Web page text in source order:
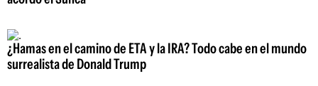
¿Hamas en el camino de ETA y la IRA? Todo cabe en el mundo
surrealista de Donald Trump